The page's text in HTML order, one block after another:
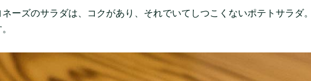
ーズのサラダは、コクがあり、それでいてしつこくないポテトサラダ